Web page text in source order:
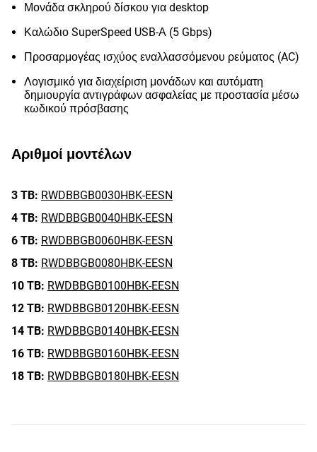
Μονάδα σκληρού δίσκου για desktop
Καλώδιο SuperSpeed USB-Α (5 Gbps)
Προσαρμογέας ισχύος εναλλασσόμενου ρεύματος (AC)
Λογισμικό για διαχείριση μονάδων και αυτόματη
δημιουργία αντιγράφων ασφαλείας με προστασία μέσω
κωδικού πρόσβασης
Αριθμοί μοντέλων
3 TB: RWDBBGB0030HBK-EESN
4 TB: RWDBBGB0040HBK-EESN
6 TB: RWDBBGB0060HBK-EESN
8 TB: RWDBBGB0080HBK-EESN
10 TB: RWDBBGB0100HBK-EESN
12 TB: RWDBBGB0120HBK-EESN
14 TB: RWDBBGB0140HBK-EESN
16 TB: RWDBBGB0160HBK-EESN
18 TB: RWDBBGB0180HBK-EESN